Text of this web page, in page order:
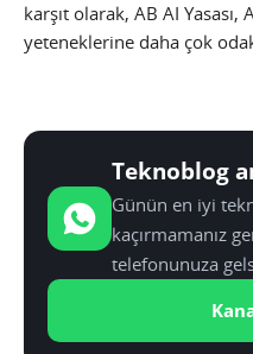
karşıt olarak, AB AI Yasası,
yeteneklerine daha çok
Teknoblog
Günün en iyi
kaçırmamanız
telefonunuza